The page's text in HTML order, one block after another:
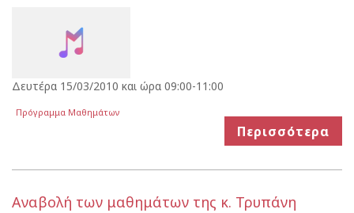
Δευτέρα 15/03/2010 και ώρα 09:00-11:00
Πρόγραμμα Μαθημάτων
Περισσότερα
Αναβολή των μαθημάτων της κ. Τρυπάνη